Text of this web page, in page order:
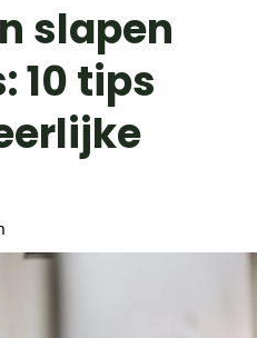
slapen
10 tips